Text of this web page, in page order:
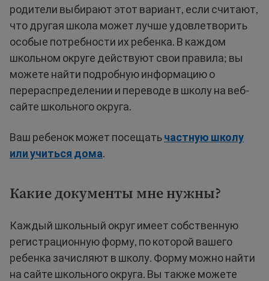
родители выбирают этот вариант, если считают,
что другая школа может лучше удовлетворить
особые потребности их ребенка. В каждом
школьном округе действуют свои правила; вы
можете найти подробную информацию о
перераспределении и переводе в школу на веб-
сайте школьного округа.
Ваш ребенок может посещатьчастную школу
или учиться дома.
Какие документы мне нужны?
Каждый школьный округ имеет собственную
регистрационную форму, по которой вашего
ребенка зачисляют в школу. Форму можно найти
на сайте школьного округа. Вы также можете